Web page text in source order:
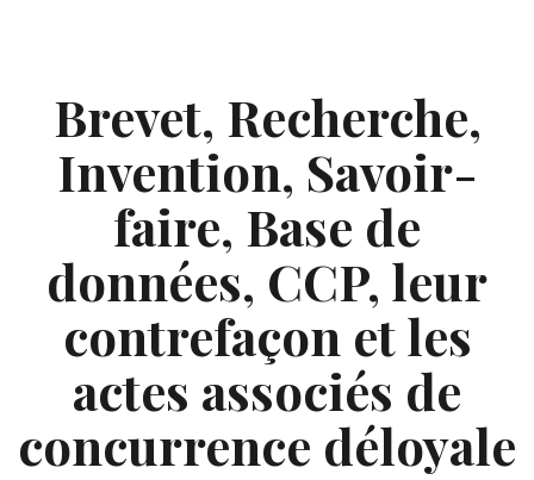
Brevet, Recherche,
Invention, Savoir-
faire, Base de
données, CCP, leur
contrefaçon et les
actes associés de
concurrence déloyale